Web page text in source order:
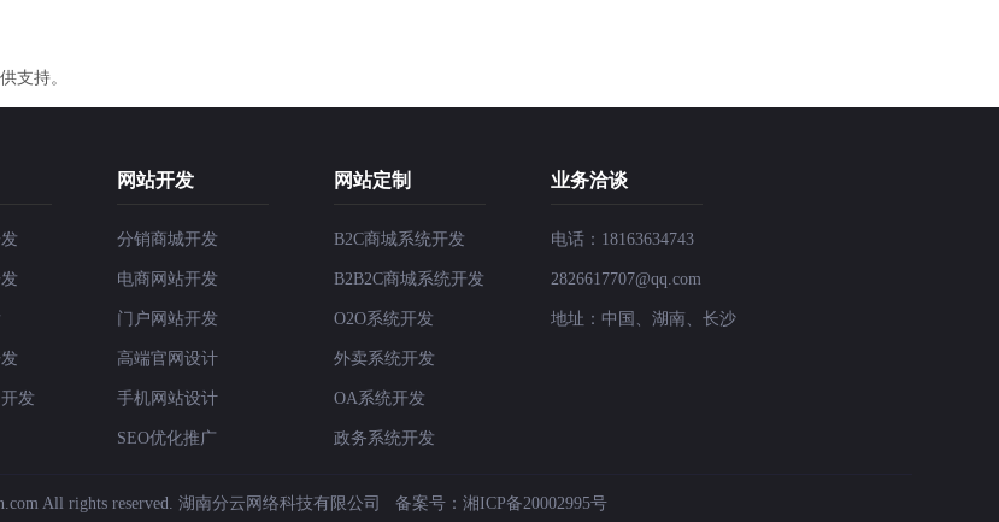
支持。
发
网站开发
分销商城开发
电商网站开发
门户网站开发
高端官网设计
手机网站设计
SEO优化推广
网站定制
B2C商城系统开发
B2B2C商城系统开发
O2O系统开发
外卖系统开发
OA系统开发
政务系统开发
业务洽谈
电话：18163634743
2826617707@qq.com
地址：中国、湖南、长沙
All rights reserved. 湖南分云网络科技有限公司 备案号： 湘ICP备20002995号